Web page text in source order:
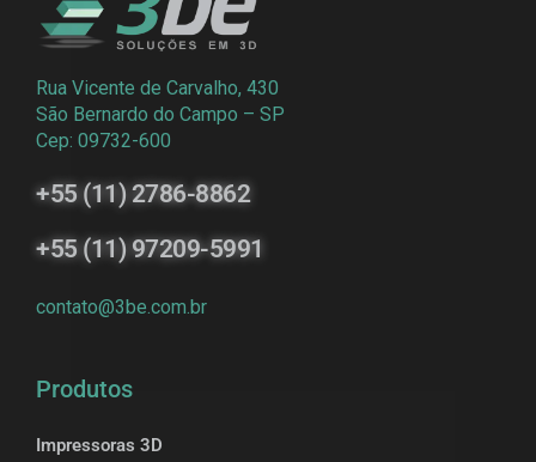
Rua Vicente de Carvalho, 430
São Bernardo do Campo – SP
Cep: 09732-600
+55 (11) 2786-8862
+55 (11) 97209-5991
contato@3be.com.br
Produtos
Impressoras 3D